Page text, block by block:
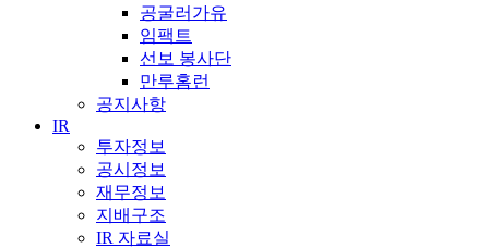
공굴러가유
임팩트
선보 봉사단
만루홈런
공지사항
IR
투자정보
공시정보
재무정보
지배구조
IR 자료실